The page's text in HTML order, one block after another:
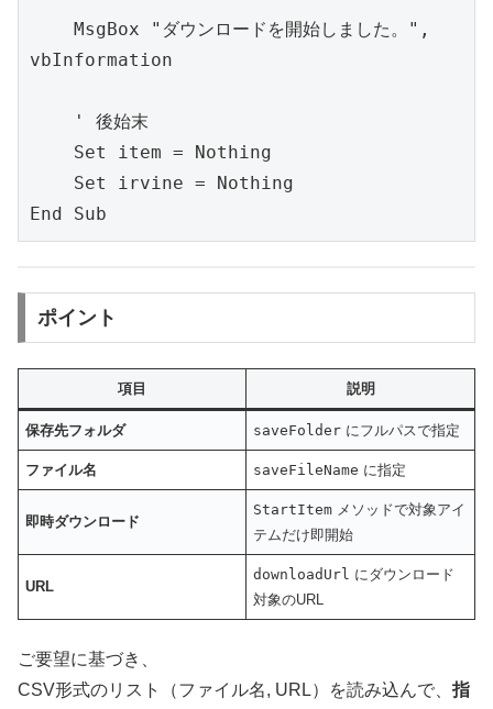
vbInformation
    ' 後始末
    Set item = Nothing
    Set irvine = Nothing
End Sub
ポイント
項目 説明
保存先フォルダ saveFolder にフルパスで指定
ファイル名 saveFileName に指定
即時ダウンロード
StartItem メソッドで対象アイ
テムだけ即開始
URL
downloadUrl にダウンロード
対象のURL
ご要望に基づき、
CSV形式のリスト（ファイル名, URL）を読み込んで、 指